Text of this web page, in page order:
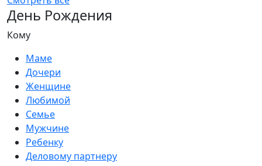
День Рождения
Кому
Маме
Дочери
Женщине
Любимой
Семье
Мужчине
Ребенку
Деловому партнеру